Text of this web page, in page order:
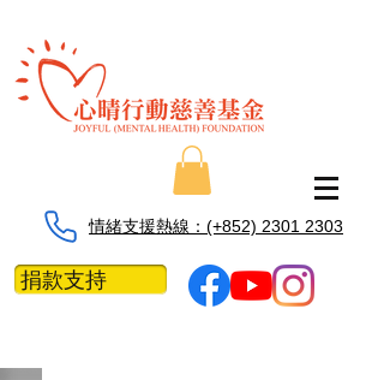
情緒支援熱線：​​(+852) 2301 2303
捐款支持